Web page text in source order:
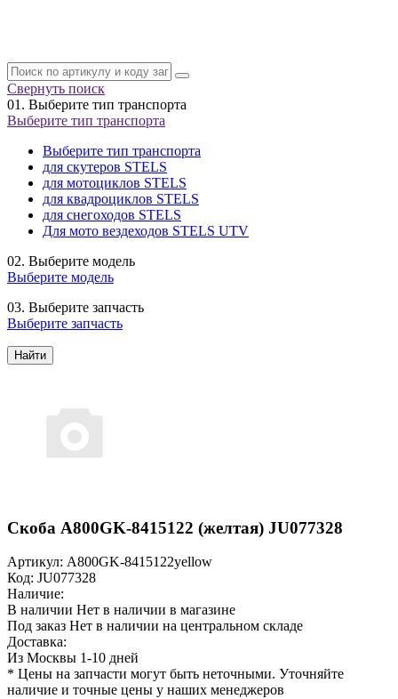
Свернуть поиск
01. Выберите тип транспорта
Выберите тип транспорта
Выберите тип транспорта
для скутеров STELS
для мотоциклов STELS
для квадроциклов STELS
для снегоходов STELS
Для мото вездеходов STELS UTV
02. Выберите модель
Выберите модель
03. Выберите запчасть
Выберите запчасть
Найти
Скоба A800GK-8415122 (желтая) JU077328
Артикул: A800GK-8415122yellow
Код: JU077328
Наличие:
В наличии Нет в наличии в магазине
Под заказ Нет в наличии на центральном складе
Доставка:
Из Москвы 1-10 дней
* Цены на запчасти могут быть неточными. Уточняйте
наличие и точные цены у наших менеджеров